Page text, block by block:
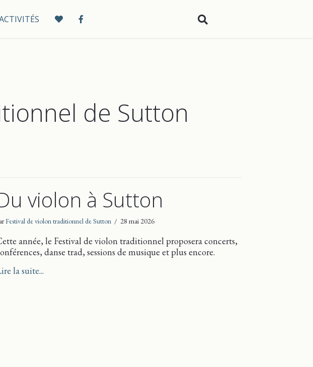
de Sutton
violon à Sutton
Festival de violon traditionnel de Sutton / 28 mai 2026
année, le Festival de violon traditionnel proposera concerts,
danse trad, sessions de musique et plus encore.
la suite...